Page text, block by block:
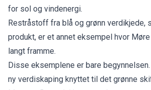
for sol og vindenergi.
Restråstoff fra blå og grønn verdikjede,
produkt, er et annet eksempel hvor
langt framme.
Disse eksemplene er bare
ny verdiskaping knyttet til det grønne